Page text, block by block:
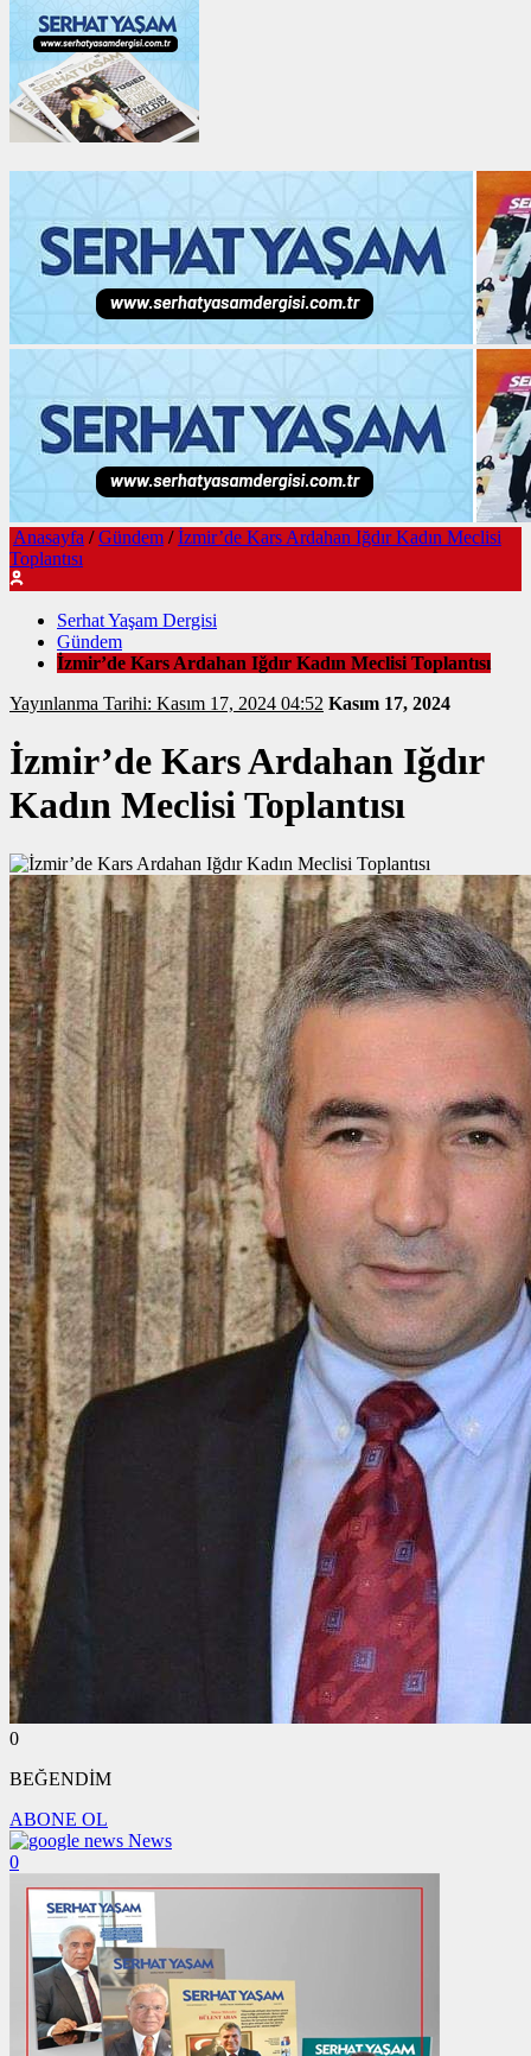
Anasayfa / Gündem / İzmir’de Kars Ardahan Iğdır Kadın Meclisi
Toplantısı
Serhat Yaşam Dergisi
Gündem
İzmir’de Kars Ardahan Iğdır Kadın Meclisi Toplantısı
Yayınlanma Tarihi: Kasım 17, 2024 04:52 Kasım 17, 2024
İzmir’de Kars Ardahan Iğdır
Kadın Meclisi Toplantısı
0
BEĞENDİM
ABONE OL
News
0